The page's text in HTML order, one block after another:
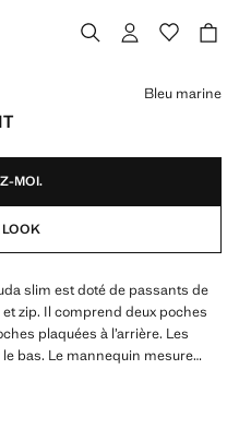
Bleu marine
MOI.
LOOK
slim est doté de passants de
zip. Il comprend deux poches
plaquées à l’arrière. Les
bas. Le mannequin mesure